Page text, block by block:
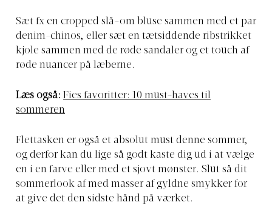
Sæt fx en cropped slå-om bluse sammen med et par
denim-chinos, eller sæt en tætsiddende ribstrikket
kjole sammen med de røde sandaler og et touch af
røde nuancer på læberne.
Læs også: Fies favoritter: 10 must-haves til
sommeren
Flettasken er også et absolut must denne sommer,
og derfor kan du lige så godt kaste dig ud i at vælge
en i en farve eller med et sjovt mønster. Slut så dit
sommerlook af med masser af gyldne smykker for
at give det den sidste hånd på værket.